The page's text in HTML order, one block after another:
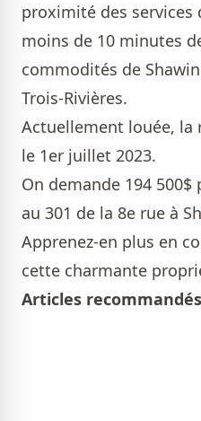
proximité des services
moins de 10 minutes
commodités de
Trois-Rivières.
Actuellement louée, la
le 1er juillet 2023.
On demande 194
au 301 de la 8e rue à
Apprenez-en plus en
cette charmante
Articles